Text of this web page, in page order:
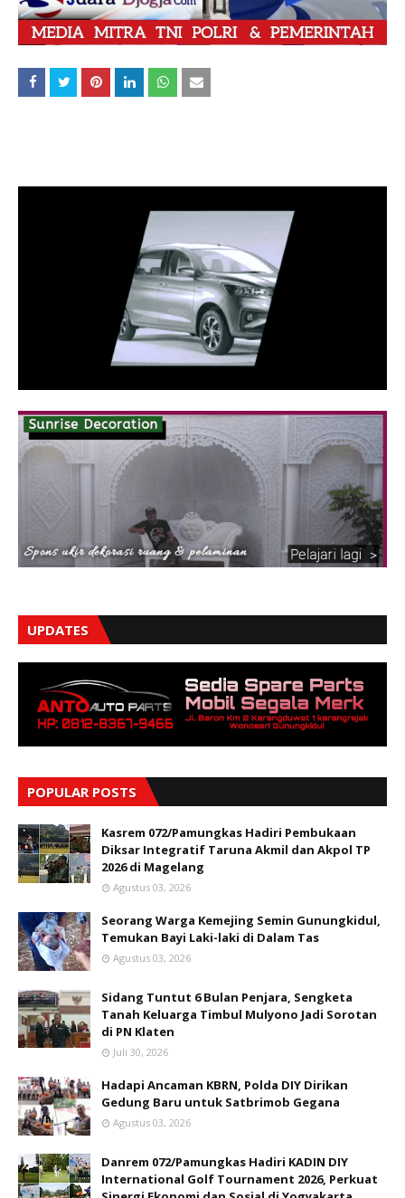
UPDATES
POPULAR POSTS
Kasrem 072/Pamungkas Hadiri Pembukaan
Diksar Integratif Taruna Akmil dan Akpol TP
2026 di Magelang
Agustus 03, 2026
Seorang Warga Kemejing Semin Gunungkidul,
Temukan Bayi Laki-laki di Dalam Tas
Agustus 03, 2026
Sidang Tuntut 6 Bulan Penjara, Sengketa
Tanah Keluarga Timbul Mulyono Jadi Sorotan
di PN Klaten
Juli 30, 2026
Hadapi Ancaman KBRN, Polda DIY Dirikan
Gedung Baru untuk Satbrimob Gegana
Agustus 03, 2026
Danrem 072/Pamungkas Hadiri KADIN DIY
International Golf Tournament 2026, Perkuat